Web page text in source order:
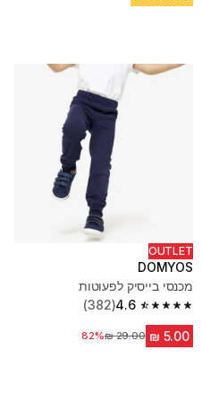
OUTLET
DOMYOS
מכנסי בייסיק לפעוטות
4.6
4.6 out of 5 stars from 382 reviews
(382)
מחיר לפני הנחה‏29.00 ₪
82%